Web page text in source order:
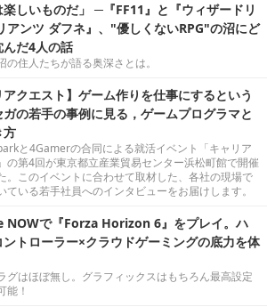
楽しいものだ」 ─『FF11』と『ウィザードリ
アンツ ダフネ』、"優しくないRPG"の沼にど
んだ4人の話
の住人たちが語る奥深さとは。
アクエスト】ゲーム作りを仕事にするという
ガの若手の事例に見る，ゲームプログラマと
方
と4Gamerの合同による就活イベント「キャリア
の第4回が東京都立産業貿易センター浜松町館で開催
。このイベントに合わせて取材した、各社の現場で
ている若手社員へのインタビューをお届けします。
NOWで『Forza Horizon 6』をプレイ。ハ
ントローラー×クラウドゲーミングの底力を体
グはほぼ無し。グラフィックスはもちろん最高設定
能！